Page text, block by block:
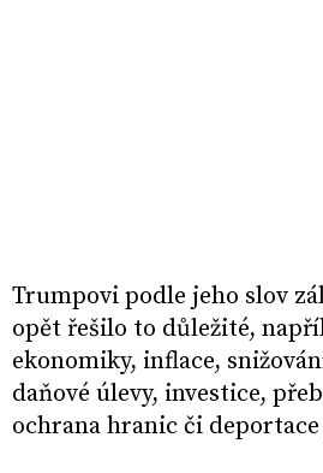
Trumpovi podle jeho slov
opět řešilo to důležité,
ekonomiky, inflace,
daňové úlevy, investice,
ochrana hranic či